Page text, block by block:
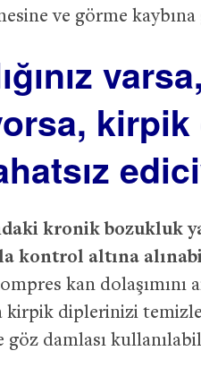
ve görme
kronik bozukluk ya
kontrol altına
kan
kirpik diplerinizi
damlası